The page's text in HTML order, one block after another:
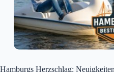
Hamburgs Herzschlag: